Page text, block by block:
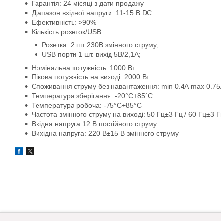
Гарантія: 24 місяці з дати продажу
Діапазон вхідної напруги: 11-15 В DC
Ефективність: >90%
Кількість розеток/USB:
Розетка: 2 шт 230В змінного струму;
USB порти 1 шт. вихід 5В/2,1А;
Номінальна потужність: 1000 Вт
Пікова потужність на виході: 2000 Вт
Споживання струму без навантаження: min 0.4А max
Температура зберігання: -20°C+85°C
Температура робоча: -75°C+85°C
Частота змінного струму на виході: 50 Гц±3 Гц / 60 Гц±3
Вхідна напруга:12 В постійного струму
Вихідна напруга: 220 В±15 В змінного струму